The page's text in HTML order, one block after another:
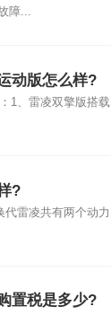
障...
动版怎么样?
1、雷凌双擎版搭载
?
代雷凌共有两个动力
置税是多少?